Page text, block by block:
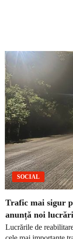
SOCIAL
Trafic mai sigur
anunță noi
Lucrările de